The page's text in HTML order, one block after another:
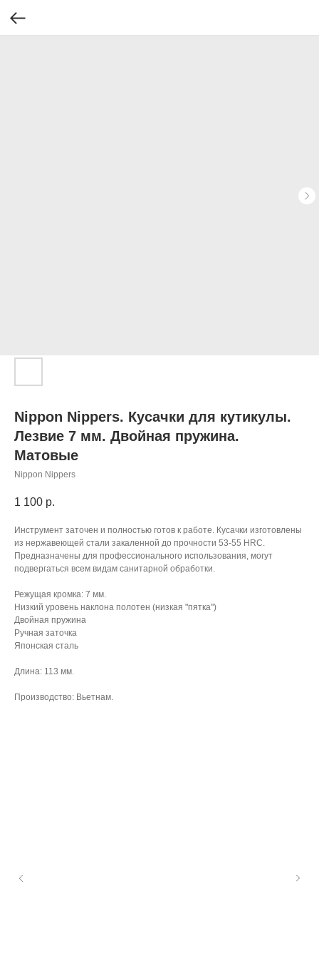
Nippon Nippers. Кусачки для кутикулы.
Лезвие 7 мм. Двойная пружина.
Матовые
Nippon Nippers
1 100 р.
Инструмент заточен и полностью готов к работе. Кусачки изготовлены
из нержавеющей стали закаленной до прочности 53-55 HRC.
Предназначены для профессионального использования, могут
подвергаться всем видам санитарной обработки.
Режущая кромка: 7 мм.
Низкий уровень наклона полотен (низкая "пятка")
Двойная пружина
Ручная заточка
Японская сталь
Длина: 113 мм.
Производство: Вьетнам.